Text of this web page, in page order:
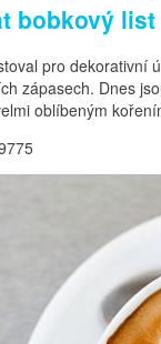
bobkový list
pro dekorativní
zápasech. Dnes
oblíbeným